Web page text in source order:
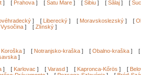
] [ Prahova ] [ Satu Mare ] [ Sibiu ] [ Sălaj ] [
] [ Liberecký ] [ Moravskoslezský ] [
Vysočina ] [ Zlínský ]
Koroška ] [ Notranjsko-kraška ] [ Obalno-kraška ] [
]
] [ Karlovac ] [ Varasd ] [ Kapronca-Kőrös ] [